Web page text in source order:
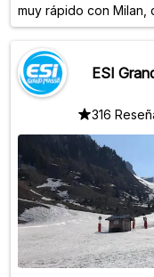
muy rápido con Milan,
justo lo que podía
ESI
316